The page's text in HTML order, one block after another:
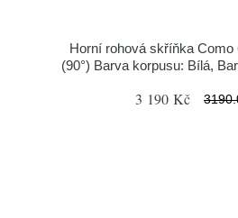
Horní rohová skříňka Como
(90°) Barva korpusu: Bílá,
3 190 Kč